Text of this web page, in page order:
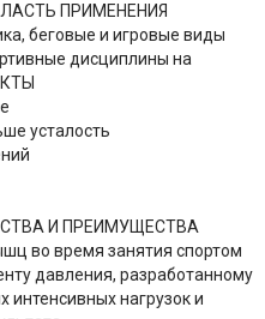
ПРИМЕНЕНИЯ
беговые и игровые виды
дисциплины на
усталость
И ПРЕИМУЩЕСТВА
во время занятия спортом
давления, разработанному
нагрузок и